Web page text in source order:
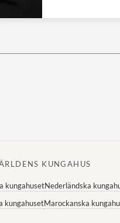
KUNGAHUS
kungahusetNederländska
kungahusetMarockanska